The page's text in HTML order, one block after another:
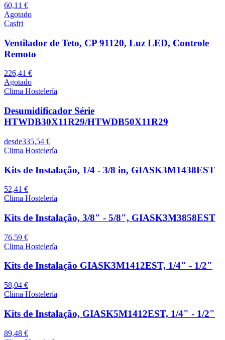
60,11 €
Agotado
Casfri
Ventilador de Teto, CP 91120, Luz LED, Controle
Remoto
226,41 €
Agotado
Clima Hostelería
Desumidificador Série
HTWDB30X11R29/HTWDB50X11R29
desde335,54 €
Clima Hostelería
Kits de Instalação, 1/4 - 3/8 in, GIASK3M1438EST
52,41 €
Clima Hostelería
Kits de Instalação, 3/8" - 5/8", GIASK3M3858EST
76,59 €
Clima Hostelería
Kits de Instalação GIASK3M1412EST, 1/4" - 1/2"
58,04 €
Clima Hostelería
Kits de Instalação, GIASK5M1412EST, 1/4" - 1/2"
89,48 €